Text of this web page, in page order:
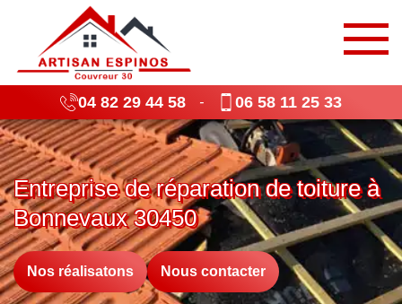
04 82 29 44 58 - 06 58 11 25 33
Entreprise de réparation de toiture à
Bonnevaux 30450
Nos réalisatons Nous contacter